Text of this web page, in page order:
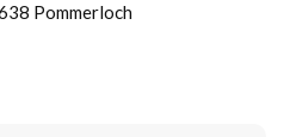
Pommerloch